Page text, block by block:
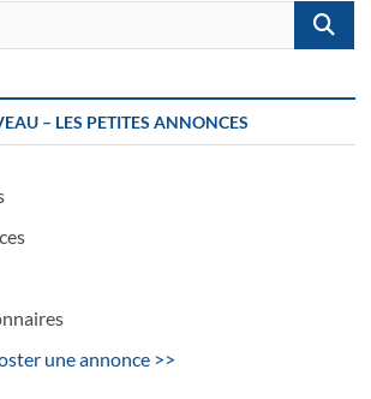
…
– LES PETITES ANNONCES
une annonce >>